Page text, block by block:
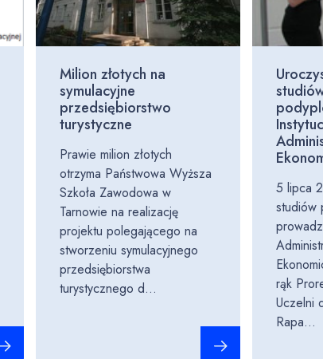
Milion złotych na
symulacyjne
przedsiębiorstwo
turystyczne
Prawie milion złotych
otrzyma Państwowa Wyższa
Szkoła Zawodowa w
Tarnowie na realizację
projektu polegającego na
stworzeniu symulacyjnego
przedsiębiorstwa
turystycznego d...
5 lipca
studiów
rąk
Uczelni
Rapa...